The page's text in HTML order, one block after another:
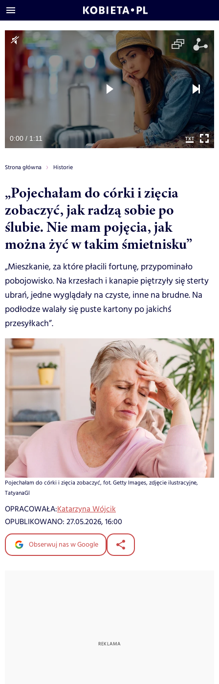
0:00 / 1:11
Strona główna Historie
„Pojechałam do córki i zięcia
zobaczyć, jak radzą sobie po
ślubie. Nie mam pojęcia, jak
można żyć w takim śmietnisku”
„Mieszkanie, za które płacili fortunę, przypominało
pobojowisko. Na krzesłach i kanapie piętrzyły się sterty
ubrań, jedne wyglądały na czyste, inne na brudne. Na
podłodze walały się puste kartony po jakichś
przesyłkach”.
Pojechałam do córki i zięcia zobaczyć, fot. Getty Images, zdjęcie ilustracyjne,
TatyanaGl
OPRACOWAŁA:Katarzyna Wójcik
OPUBLIKOWANO: 27.05.2026, 16:00
Obserwuj nas w Google